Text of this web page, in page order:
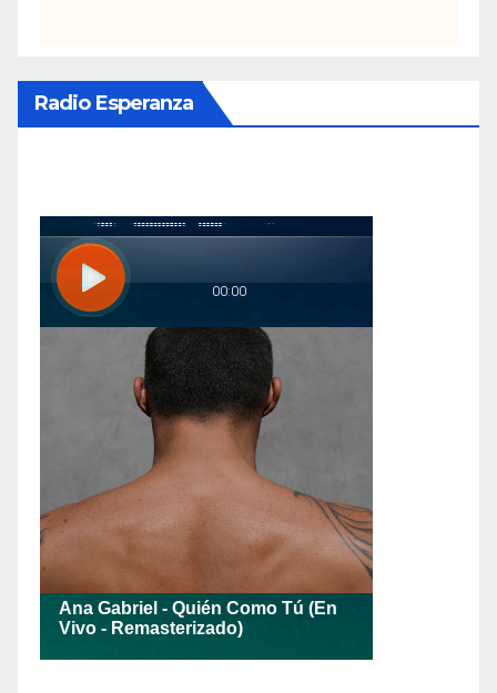
Radio Esperanza